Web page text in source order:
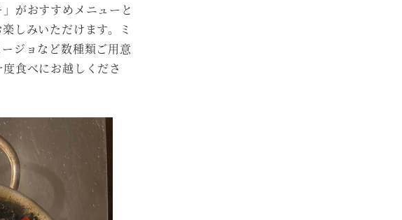
がおすすめメニューと
しみいただけます。ミ
ジョなど数種類ご用意
食べにお越しくださ